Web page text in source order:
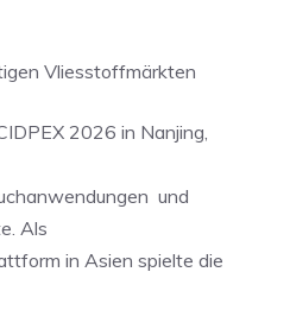
Vliesstoffmärkten
2026 in Nanjing,
und
Als
in Asien spielte die